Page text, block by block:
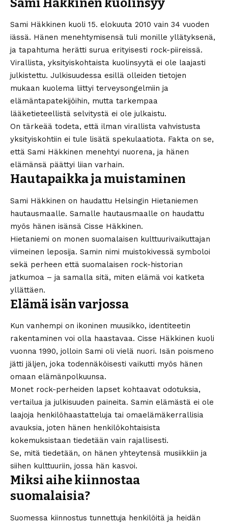
Sami Häkkinen kuolinsyy
Sami Häkkinen kuoli 15. elokuuta 2010 vain 34 vuoden
iässä. Hänen menehtymisensä tuli monille yllätyksenä,
ja tapahtuma herätti surua erityisesti rock-piireissä.
Virallista, yksityiskohtaista kuolinsyytä ei ole laajasti
julkistettu. Julkisuudessa esillä olleiden tietojen
mukaan kuolema liittyi terveysongelmiin ja
elämäntapatekijöihin, mutta tarkempaa
lääketieteellistä selvitystä ei ole julkaistu.
On tärkeää todeta, että ilman virallista vahvistusta
yksityiskohtiin ei tule lisätä spekulaatiota. Fakta on se,
että Sami Häkkinen menehtyi nuorena, ja hänen
elämänsä päättyi liian varhain.
Hautapaikka ja muistaminen
Sami Häkkinen on haudattu Helsingin Hietaniemen
hautausmaalle. Samalle hautausmaalle on haudattu
myös hänen isänsä Cisse Häkkinen.
Hietaniemi on monen suomalaisen kulttuurivaikuttajan
viimeinen leposija. Samin nimi muistokivessä symboloi
sekä perheen että suomalaisen rock-historian
jatkumoa – ja samalla sitä, miten elämä voi katketa
yllättäen.
Elämä isän varjossa
Kun vanhempi on ikoninen muusikko, identiteetin
rakentaminen voi olla haastavaa. Cisse Häkkinen kuoli
vuonna 1990, jolloin Sami oli vielä nuori. Isän poismeno
jätti jäljen, joka todennäköisesti vaikutti myös hänen
omaan elämänpolkuunsa.
Monet rock-perheiden lapset kohtaavat odotuksia,
vertailua ja julkisuuden paineita. Samin elämästä ei ole
laajoja henkilöhaastatteluja tai omaelämäkerrallisia
avauksia, joten hänen henkilökohtaisista
kokemuksistaan tiedetään vain rajallisesti.
Se, mitä tiedetään, on hänen yhteytensä musiikkiin ja
siihen kulttuuriin, jossa hän kasvoi.
Miksi aihe kiinnostaa
suomalaisia?
Suomessa kiinnostus tunnettuja henkilöitä ja heidän